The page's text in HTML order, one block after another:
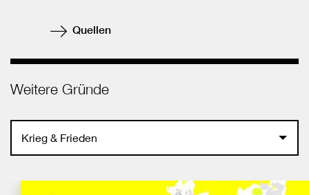
Quellen
Weitere Gründe
Krieg & Frieden